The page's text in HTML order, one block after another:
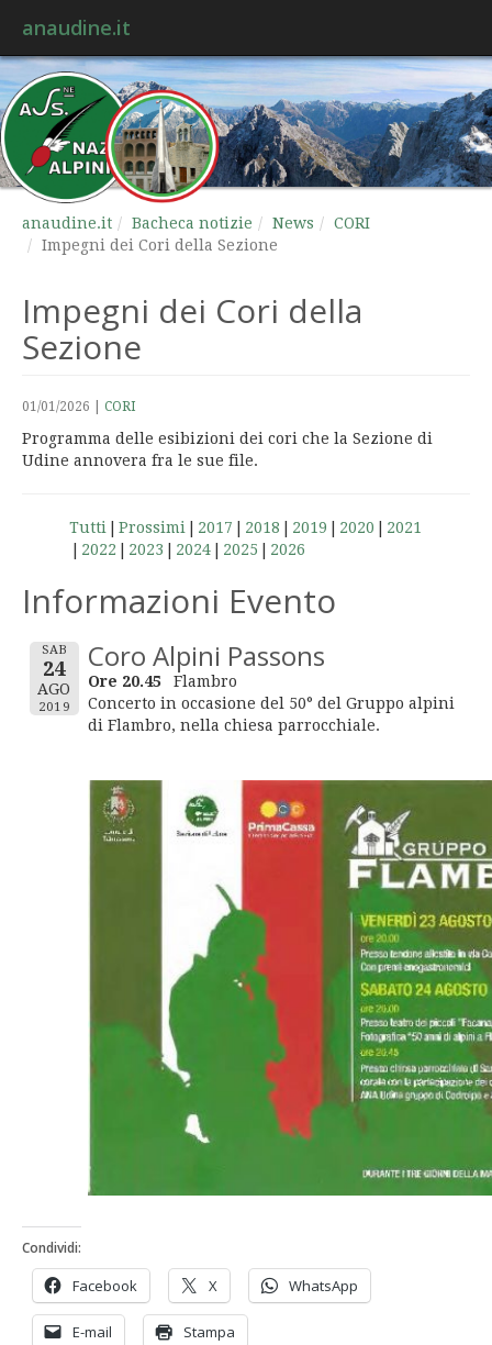
anaudine.it
anaudine.it Bacheca notizie News
CORI
Impegni dei Cori della Sezione
Impegni dei Cori della
Sezione
01/01/2026 CORI
Programma delle esibizioni dei cori che la Sezione di
Udine annovera fra le sue file.
Tutti Prossimi 2017 2018 2019 2020
2021
2022
2023 2024 2025 2026
Informazioni Evento
SAB
24
AGO
2019
Coro Alpini Passons
Ore 20.45
Flambro
Concerto in occasione del 50° del Gruppo alpini
di Flambro, nella chiesa parrocchiale.
Condividi:
Facebook X WhatsApp
E-mail Stampa